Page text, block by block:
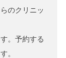
のクリニッ
。予約する
。